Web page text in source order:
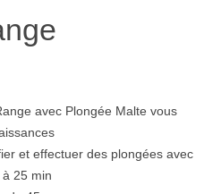
avec Plongée Malte vous
et effectuer des plongées avec
25 min